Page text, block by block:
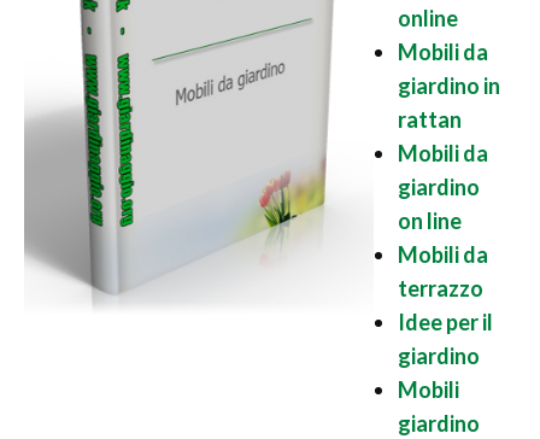
online
Mobili da
giardino in
rattan
Mobili da
giardino
on line
Mobili da
terrazzo
Idee per il
giardino
Mobili
giardino